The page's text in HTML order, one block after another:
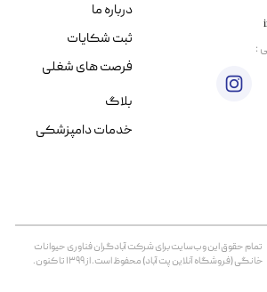
تمام حقوق اين وب‌سايت برای شرکت آبادگران فناوری حیوانات
خانگی (فروشگاه آنلاین پت آباد) محفوظ است. از ۱۳۹۹ تا کنون.
درباره ما
ثبت شکایات
فرصت های شغلی
:
بلاگ
خدمات دامپزشکی